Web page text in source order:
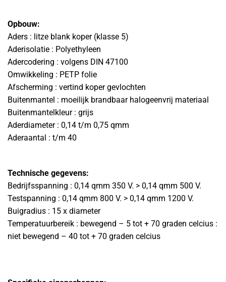
Opbouw:
Aders : litze blank koper (klasse 5)
Aderisolatie : Polyethyleen
Adercodering : volgens DIN 47100
Omwikkeling : PETP folie
Afscherming : vertind koper gevlochten
Buitenmantel : moeilijk brandbaar halogeenvrij materiaal
Buitenmantelkleur : grijs
Aderdiameter : 0,14 t/m 0,75 qmm
Aderaantal : t/m 40
Technische gegevens:
Bedrijfsspanning : 0,14 qmm 350 V. > 0,14 qmm 500 V.
Testspanning : 0,14 qmm 800 V. > 0,14 qmm 1200 V.
Buigradius : 15 x diameter
Temperatuurbereik : bewegend – 5 tot + 70 graden celcius :
niet bewegend – 40 tot + 70 graden celcius